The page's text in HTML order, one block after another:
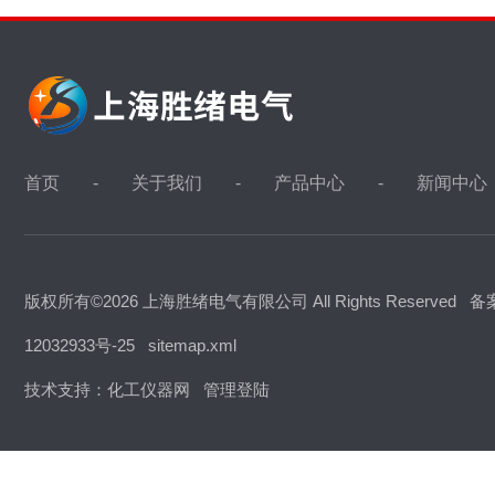
首页 关于我们 产品中心 新闻中心
版权所有©2026 上海胜绪电气有限公司 All Rights Reserved 备
12032933号-25 sitemap.xml
技术支持： 化工仪器网 管理登陆